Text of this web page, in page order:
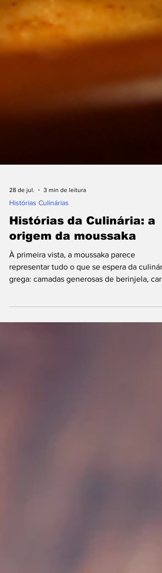
Histórias Culinárias
Histórias da Culinária: a
origem da moussaka
À primeira vista, a moussaka parece
representar tudo o que se espera da
cremoso gratinado. Presente em tavernas,